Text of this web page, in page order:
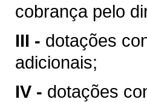
cobrança pelo
III - dotações
adicionais;
IV - dotações